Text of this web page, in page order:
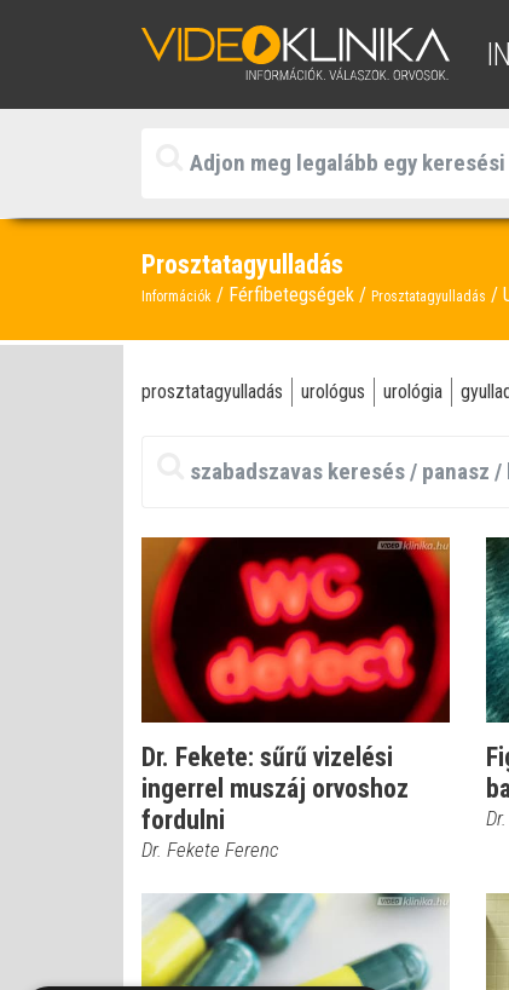
Prosztatagyulladás
Információk Férfibetegségek Prosztatagyulladás
prosztatagyulladás urológus urológia
Dr. Fekete: sűrű vizelési
ingerrel muszáj orvoshoz
fordulni
Dr. Fekete Ferenc